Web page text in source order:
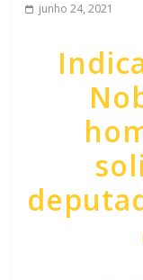
junho 24, 2021